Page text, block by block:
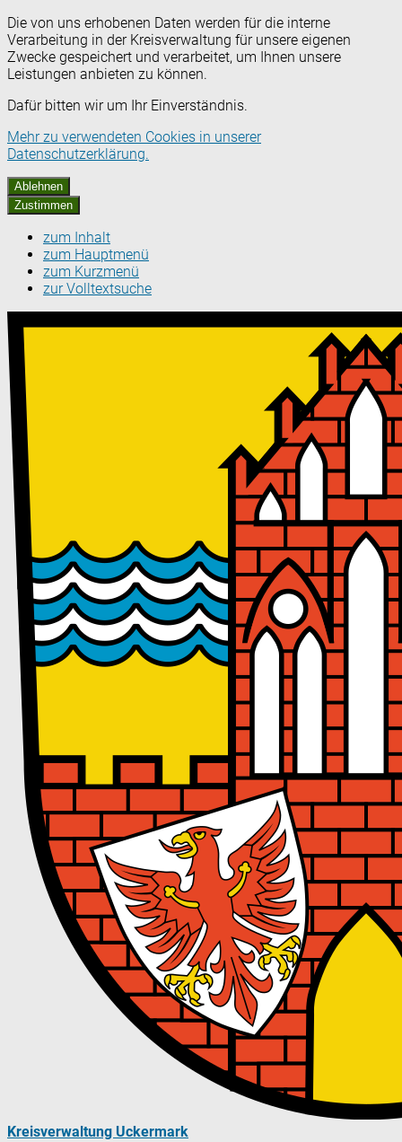
Die von uns erhobenen Daten werden für die interne
Verarbeitung in der Kreisverwaltung für unsere eigenen
Zwecke gespeichert und verarbeitet, um Ihnen unsere
Leistungen anbieten zu können.
Dafür bitten wir um Ihr Einverständnis.
Mehr zu verwendeten Cookies in unserer
Datenschutzerklärung.
Ablehnen
Zustimmen
zum Inhalt
zum Hauptmenü
zum Kurzmenü
zur Volltextsuche
Kreisverwaltung Uckermark